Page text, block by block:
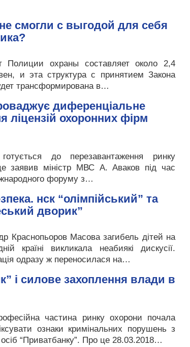
смогли с выгодой для себя
Полиции охраны составляет около 2,4
и эта структура с принятием Закона
трансформирована в…
диференціальне
ліцензій охоронних фірм
до перезавантаження ринку
заявив міністр МВС А. Аваков під час
форуму з…
нск “олімпійський” та
дворик”
Краснопьоров Масова загибель дітей на
країні викликала неабиякі дискусії.
одразу ж переносилася на…
і силове захоплення влади в
частина ринку охорони почала
ознаки кримінальних порушень з
“Приватбанку”. Про це 28.03.2018…